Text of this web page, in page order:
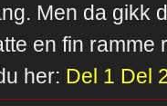
Men da gikk
en fin ramme
her: Del 1 Del